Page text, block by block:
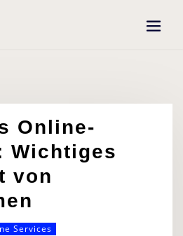
Online-
Wichtiges
von
Services